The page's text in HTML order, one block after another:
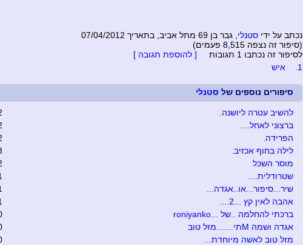
נכתב על ידי סטנלי , גבר בן 69 מתל אביב, בתאריך 07/04/2012
(סיפור זה נצפה 8,515 פעמים)
לסיפור זה נכתבו 1 תגובות
[ להוספת תגובה ]
1.
איש
סיפורים נוספים של סטנלי
להשיב עטרה ליושנה.
ברצוני לאחל....
הפרידה.
לילה בחוף אכזיב.
מוסר השכל
שטרודלית....
שיר...סיפור...או..אגדה...
אהבה לאין קץ ...2....
ברכתי להחלמה ..של ...roniyanko
אגדה ושמה Mתי.......מזל טוב
מזל טוב לאשה מיוחדת...